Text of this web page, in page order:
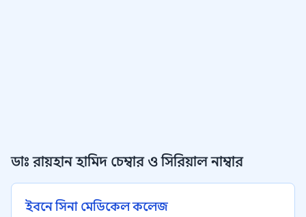
ডাঃ রায়হান হামিদ চেম্বার ও সিরিয়াল নাম্বার
ইবনে সিনা মেডিকেল কলেজ